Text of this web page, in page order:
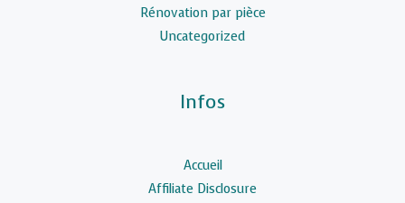
Rénovation par pièce
Uncategorized
Infos
Accueil
Affiliate Disclosure